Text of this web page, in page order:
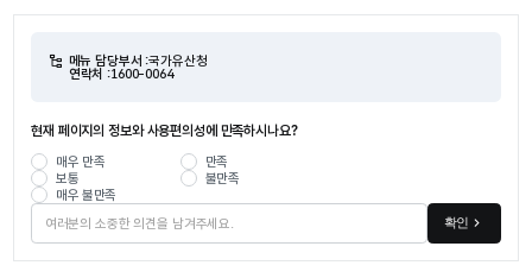
메뉴 담당부서 :국가유산청
연락처 :1600-0064
현재 페이지의 정보와 사용편의성에 만족하시나요?
매우 만족
만족
보통
불만족
매우 불만족
확인